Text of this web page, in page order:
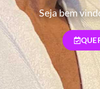
Seja bem